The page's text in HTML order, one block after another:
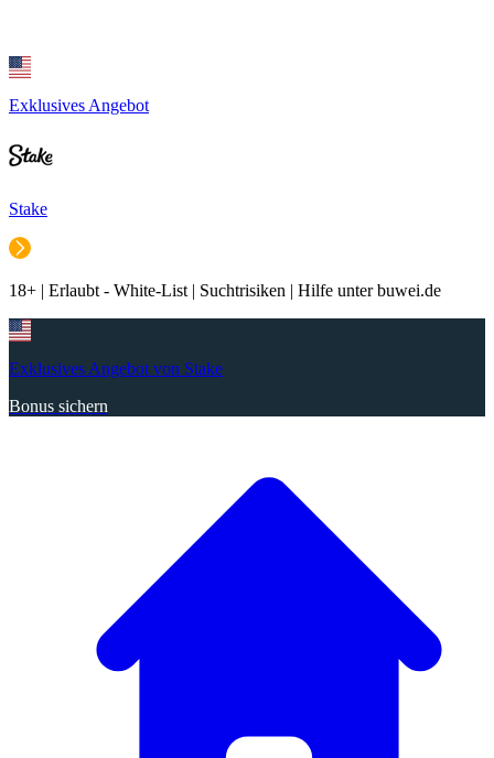
Exklusives Angebot
Stake
18+ | Erlaubt - White-List | Suchtrisiken | Hilfe unter buwei.de
Exklusives Angebot von Stake
Bonus sichern